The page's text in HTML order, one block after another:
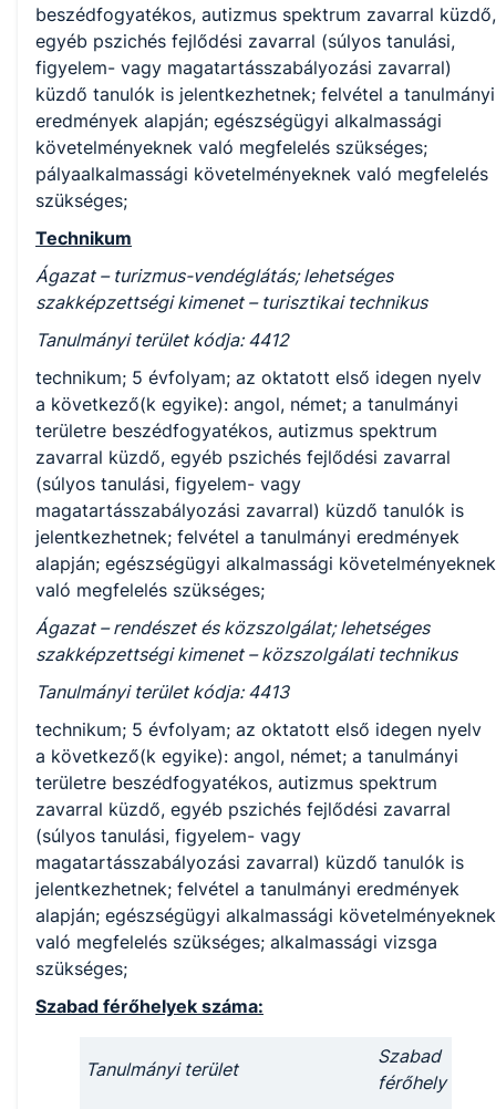
beszédfogyatékos, autizmus spektrum zavarral küzdő,
egyéb pszichés fejlődési zavarral (súlyos tanulási,
figyelem- vagy magatartásszabályozási zavarral)
küzdő tanulók is jelentkezhetnek; felvétel a tanulmányi
eredmények alapján; egészségügyi alkalmassági
követelményeknek való megfelelés szükséges;
pályaalkalmassági követelményeknek való megfelelés
szükséges;
Technikum
Ágazat – turizmus-vendéglátás; lehetséges
szakképzettségi kimenet – turisztikai technikus
Tanulmányi terület kódja: 4412
technikum; 5 évfolyam; az oktatott első idegen nyelv
a következő(k egyike): angol, német; a tanulmányi
területre beszédfogyatékos, autizmus spektrum
zavarral küzdő, egyéb pszichés fejlődési zavarral
(súlyos tanulási, figyelem- vagy
magatartásszabályozási zavarral) küzdő tanulók is
jelentkezhetnek; felvétel a tanulmányi eredmények
alapján; egészségügyi alkalmassági követelményeknek
való megfelelés szükséges;
Ágazat – rendészet és közszolgálat; lehetséges
szakképzettségi kimenet – közszolgálati technikus
Tanulmányi terület kódja: 4413
technikum; 5 évfolyam; az oktatott első idegen nyelv
a következő(k egyike): angol, német; a tanulmányi
területre beszédfogyatékos, autizmus spektrum
zavarral küzdő, egyéb pszichés fejlődési zavarral
(súlyos tanulási, figyelem- vagy
magatartásszabályozási zavarral) küzdő tanulók is
jelentkezhetnek; felvétel a tanulmányi eredmények
alapján; egészségügyi alkalmassági követelményeknek
való megfelelés szükséges; alkalmassági vizsga
szükséges;
Szabad férőhelyek száma:
Tanulmányi terület
Szabad
férőhely